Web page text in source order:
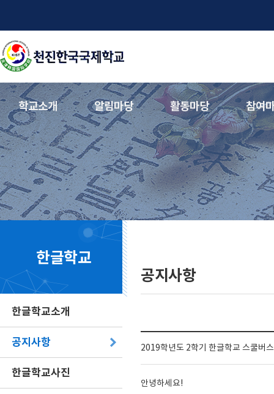
학교소개 알림마당 활동마당 참여
한글학교
한글학교소개
공지사항
한글학교사진
공지사항
2019학년도 2학기 한글학교 스쿨버
안녕하세요!